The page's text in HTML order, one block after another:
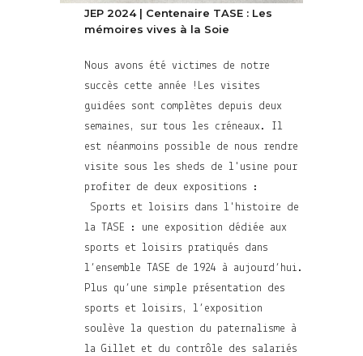
JEP 2024 | Centenaire TASE : Les
mémoires vives à la Soie
Nous avons été victimes de notre
succès cette année !Les visites
guidées sont complètes depuis deux
semaines, sur tous les créneaux. Il
est néanmoins possible de nous rendre
visite sous les sheds de l'usine pour
profiter de deux expositions :
Sports et loisirs dans l'histoire de
la TASE : une exposition dédiée aux
sports et loisirs pratiqués dans
l’ensemble TASE de 1924 à aujourd’hui.
Plus qu’une simple présentation des
sports et loisirs, l’exposition
soulève la question du paternalisme à
la Gillet et du contrôle des salariés